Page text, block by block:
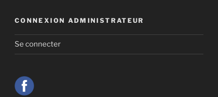
CONNEXION ADMINISTRATEUR
Se connecter